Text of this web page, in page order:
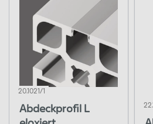
20.1021/1
Abdeckprofil L